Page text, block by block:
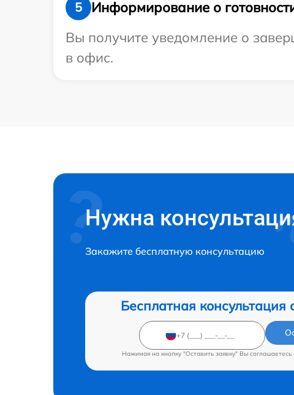
5
Информирование о
Вы получите уведомление о
в офис.
Нужна
Закажите бесплатную консультацию
Бесплатная консультация
Нажимая на кнопку "Оставить заявку" Вы соглашаетесь